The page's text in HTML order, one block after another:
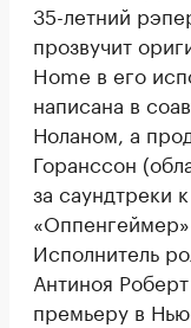
35-летний
прозвучит
Home в его
написана в
Ноланом, а
Горанссон
за саундтреки
Исполнитель
Антиноя
премьеру в